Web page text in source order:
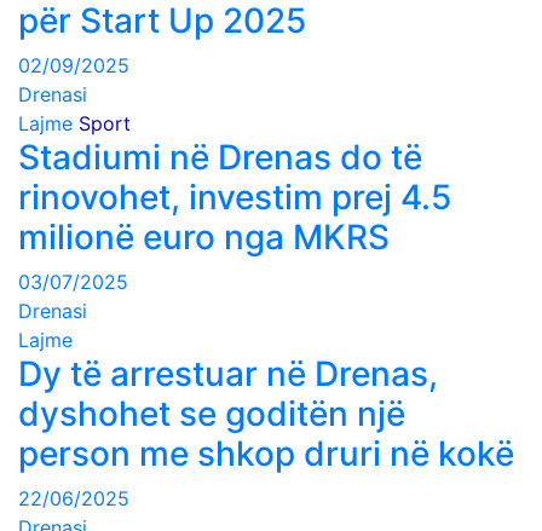
për Start Up 2025
02/09/2025
Drenasi
Lajme Sport
Stadiumi në Drenas do të
rinovohet, investim prej 4.5
milionë euro nga MKRS
03/07/2025
Drenasi
Lajme
Dy të arrestuar në Drenas,
dyshohet se goditën një
person me shkop druri në kokë
22/06/2025